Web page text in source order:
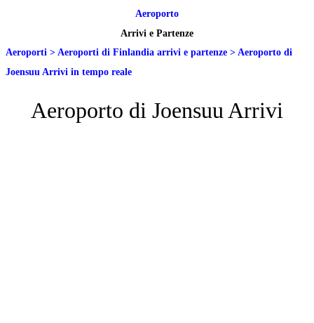
Aeroporto
Arrivi e Partenze
Aeroporti > Aeroporti di Finlandia arrivi e partenze > Aeroporto di
Joensuu Arrivi in tempo reale
Aeroporto di Joensuu Arrivi